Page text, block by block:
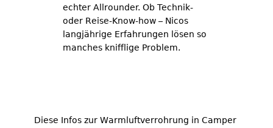
echter Allrounder. Ob Technik-
oder Reise-Know-how – Nicos
langjährige Erfahrungen lösen so
manches knifflige Problem.
Diese Infos zur Warmluftverrohrung in Camper